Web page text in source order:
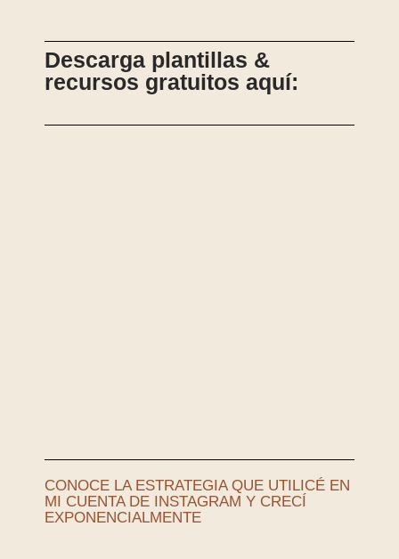
Descarga plantillas &
recursos gratuitos aquí:
CONOCE LA ESTRATEGIA QUE UTILICÉ EN
MI CUENTA DE INSTAGRAM Y CRECÍ
EXPONENCIALMENTE